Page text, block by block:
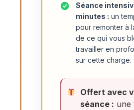
Séance
minutes : un
pour remonter à
de ce qui vous
travailler en
sur cette charge.
Offert avec
séance : une